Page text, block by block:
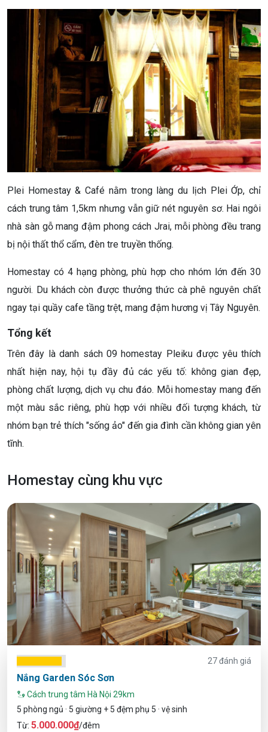
Plei Homestay & Café nằm trong làng du lịch Plei Ớp, chỉ
cách trung tâm 1,5km nhưng vẫn giữ nét nguyên sơ. Hai ngôi
nhà sàn gỗ mang đậm phong cách Jrai, mỗi phòng đều trang
bị nội thất thổ cẩm, đèn tre truyền thống.
Homestay có 4 hạng phòng, phù hợp cho nhóm lớn đến 30
người. Du khách còn được thưởng thức cà phê nguyên chất
ngay tại quầy cafe tầng trệt, mang đậm hương vị Tây Nguyên.
Tổng kết
Trên đây là danh sách 09 homestay Pleiku được yêu thích
nhất hiện nay, hội tụ đầy đủ các yếu tố: không gian đẹp,
phòng chất lượng, dịch vụ chu đáo. Mỗi homestay mang đến
một màu sắc riêng, phù hợp với nhiều đối tượng khách, từ
nhóm bạn trẻ thích "sống ảo" đến gia đình cần không gian yên
tĩnh.
Homestay cùng khu vực
27 đánh giá
Nắng Garden Sóc Sơn
Cách trung tâm Hà Nội 29km
5 phòng ngủ · 5 giường + 5 đệm phụ 5 · vệ sinh
Từ: 5.000.000₫/đêm